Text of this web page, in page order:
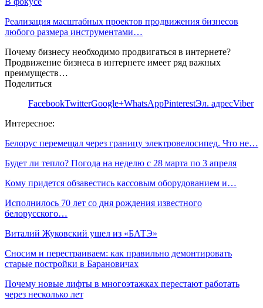
Реализация масштабных проектов продвижения бизнесов
любого размера инструментами…
Почему бизнесу необходимо продвигаться в интернете?
Продвижение бизнеса в интернете имеет ряд важных
преимуществ…
Поделиться
FacebookTwitterGoogle+WhatsAppPinterestЭл. адресViber
Интересное:
Белорус перемещал через границу электровелосипед. Что не…
Будет ли тепло? Погода на неделю с 28 марта по 3 апреля
Кому придется обзавестись кассовым оборудованием и…
Исполнилось 70 лет со дня рождения известного
белорусского…
Виталий Жуковский ушел из «БАТЭ»
Сносим и перестраиваем: как правильно демонтировать
старые постройки в Барановичах
Почему новые лифты в многоэтажках перестают работать
через несколько лет